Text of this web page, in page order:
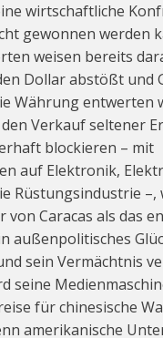
wirtschaftliche
gewonnen werden
weisen bereits
Dollar abstößt und
Währung entwerten
Verkauf seltener
blockieren – mit
auf Elektronik,
Rüstungsindustrie –,
von Caracas als das
außenpolitisches
sein Vermächtnis
seine
für chinesische
amerikanische